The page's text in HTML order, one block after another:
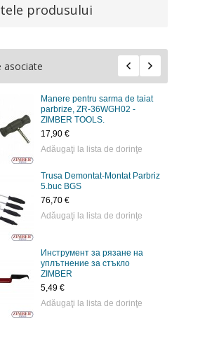
produsului
asociate
Manere pentru sarma de taiat
parbrize, ZR-36WGH02 -
ZIMBER TOOLS.
17,90 €
Adăugaţi la lista de dorinţe
Trusa Demontat-Montat Parbriz
5.buc BGS
76,70 €
Adăugaţi la lista de dorinţe
Инструмент за рязане на
уплътнение за стъкло
ZIMBER
5,49 €
Adăugaţi la lista de dorinţe